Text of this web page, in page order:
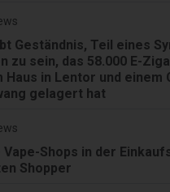
Geständnis, Teil eines
zu sein, das 58.000 E-
Haus in Lentor und einem
gelagert hat
Vape-Shops in der
Shopper